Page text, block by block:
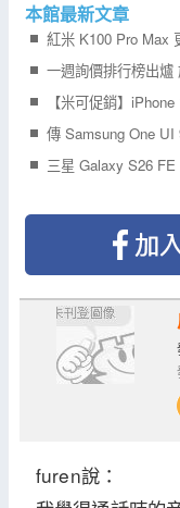
本館最新文章
furen說：